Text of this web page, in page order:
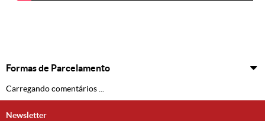
Formas de Parcelamento
Carregando comentários ...
Newsletter